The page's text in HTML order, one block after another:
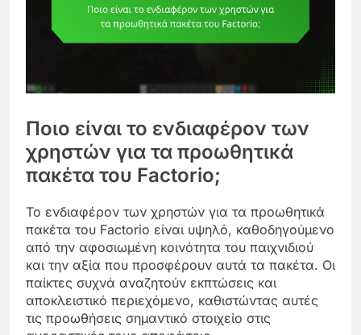
Ποιο είναι το ενδιαφέρον των
χρηστών για τα προωθητικά
πακέτα του Factorio;
Το ενδιαφέρον των χρηστών για τα προωθητικά
πακέτα του Factorio είναι υψηλό, καθοδηγούμενο
από την αφοσιωμένη κοινότητα του παιχνιδιού
και την αξία που προσφέρουν αυτά τα πακέτα. Οι
παίκτες συχνά αναζητούν εκπτώσεις και
αποκλειστικό περιεχόμενο, καθιστώντας αυτές
τις προωθήσεις σημαντικό στοιχείο στις